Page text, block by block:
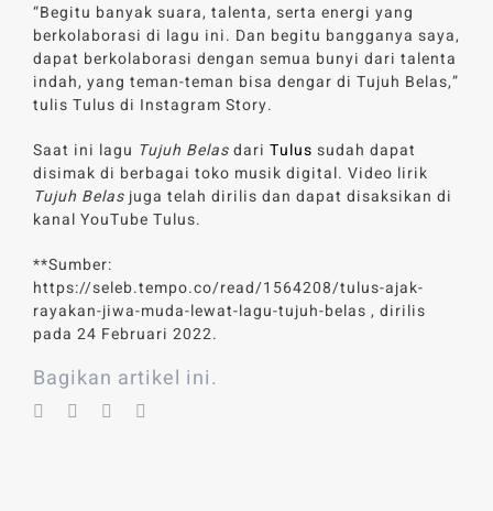
“Begitu banyak suara, talenta, serta energi yang
berkolaborasi di lagu ini. Dan begitu bangganya saya,
dapat berkolaborasi dengan semua bunyi dari talenta
indah, yang teman-teman bisa dengar di Tujuh Belas,”
tulis Tulus di Instagram Story.
Saat ini lagu Tujuh Belasdari Tulus sudah dapat
disimak di berbagai toko musik digital. Video lirik
Tujuh Belasjuga telah dirilis dan dapat disaksikan di
kanal YouTube Tulus.
**Sumber:
https://seleb.tempo.co/read/1564208/tulus-ajak-
rayakan-jiwa-muda-lewat-lagu-tujuh-belas , dirilis
pada 24 Februari 2022.
Bagikan artikel ini.